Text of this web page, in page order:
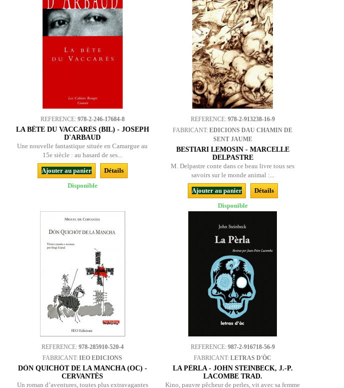
REFERENCE: 978-2-246-17684-8
LA BÊTE DU VACCARÈS (BIL) - JOSEPH
D'ARBAUD
Une nouvelle fantastique située en Camargue au
15e siècle : au hasard de ses...
Ajouter au panier
Détails
Disponible
REFERENCE: 978-2-913238-16-9
FABRICANT:EDICIONS DAU CHAMIN DE
SENT JAUME
BESTIARI LEMOSIN - MARCELLE
DELPASTRE
M. Delpastre conte dans ce beau livre tous ses
savoirs sur le monde animal :...
Ajouter au panier
Détails
Disponible
REFERENCE: 978-285910-520-4
FABRICANT:IEO EDICIONS
DÒN QUICHÒT DE LA MANCHA (OC) -
CERVANTÈS
Un roman d’aventures, toutes plus extravagantes
REFERENCE: 987-2-916718-56-9
FABRICANT:LETRAS D'ÒC
LA PÈRLA - JOHN STEINBECK, J.-P.
LACOMBE TRAD.
Kino, pauvre pêcheur de perles, vit avec sa femme